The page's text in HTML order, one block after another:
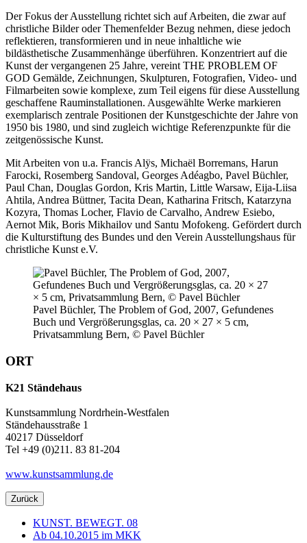
Der Fokus der Ausstellung richtet sich auf Arbeiten, die zwar auf
christliche Bilder oder Themenfelder Bezug nehmen, diese jedoch
reflektieren, transformieren und in neue inhaltliche wie
bildästhetische Zusammenhänge überführen. Konzentriert auf die
Kunst der vergangenen 25 Jahre, vereint THE PROBLEM OF
GOD Gemälde, Zeichnungen, Skulpturen, Fotografien, Video- und
Filmarbeiten sowie komplexe, zum Teil eigens für diese Ausstellung
geschaffene Rauminstallationen. Ausgewählte Werke markieren
exemplarisch zentrale Positionen der Kunstgeschichte der Jahre von
1950 bis 1980, und sind zugleich wichtige Referenzpunkte für die
zeitgenössische Kunst.
Mit Arbeiten von u.a. Francis Alÿs, Michaël Borremans, Harun
Farocki, Rosemberg Sandoval, Georges Adéagbo, Pavel Büchler,
Paul Chan, Douglas Gordon, Kris Martin, Little Warsaw, Eija-Liisa
Ahtila, Andrea Büttner, Tacita Dean, Katharina Fritsch, Katarzyna
Kozyra, Thomas Locher, Flavio de Carvalho, Andrew Esiebo,
Aernot Mik, Boris Mikhailov und Santu Mofokeng. Gefördert durch
die Kulturstiftung des Bundes und den Verein Ausstellungshaus für
christliche Kunst e.V.
Pavel Büchler, The Problem of God, 2007, Gefundenes
Buch und Vergrößerungsglas, ca. 20 × 27 × 5 cm,
Privatsammlung Bern, © Pavel Büchler
ORT
K21 Ständehaus
Kunstsammlung Nordrhein-Westfalen
Ständehausstraße 1
40217 Düsseldorf
Tel +49 (0)211. 83 81-204
www.kunstsammlung.de
Zurück
KUNST. BEWEGT. 08
Ab 04.10.2015 im MKK